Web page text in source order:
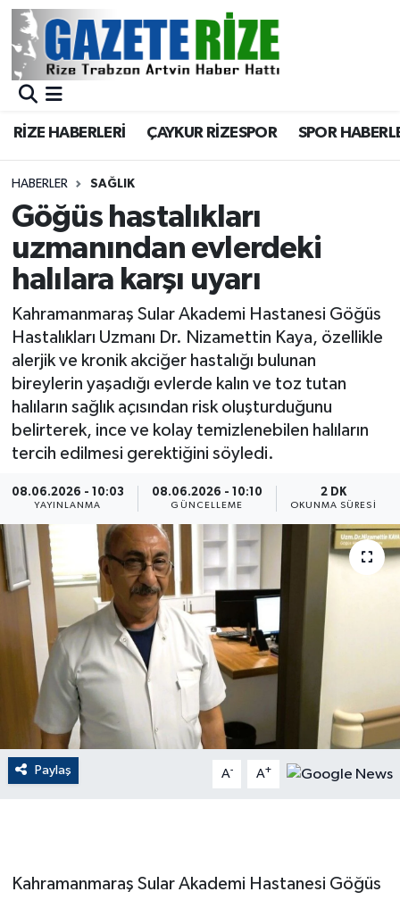
RİZE HABERLERİ ÇAYKUR RİZESPOR SPOR
HABERLER SAĞLIK
Göğüs hastalıkları
uzmanından evlerdeki
halılara karşı uyarı
Kahramanmaraş Sular Akademi Hastanesi Göğüs
Hastalıkları Uzmanı Dr. Nizamettin Kaya, özellikle
alerjik ve kronik akciğer hastalığı bulunan
bireylerin yaşadığı evlerde kalın ve toz tutan
halıların sağlık açısından risk oluşturduğunu
belirterek, ince ve kolay temizlenebilen halıların
tercih edilmesi gerektiğini söyledi.
08.06.2026 - 10:03
YAYINLANMA
08.06.2026 - 10:10
GÜNCELLEME
2 DK
OKUNMA SÜRESI
Paylaş A- A+
Kahramanmaraş Sular Akademi Hastanesi Göğüs
BÖLGEMİZ
Asayiş
Rize Jandarma Komutanlığı
Bilim Teknoloji
Advertising news
Canlı Maç
ÇEVRE
Dünya
EĞİTİM
EKONOMİ
English News
Finans
Flaş Haber
GÜNDEM
Merkez Nöbetçi Eczaneler
Merkez Trafik Yoğunluk Haritası
Süper Lig Puan Durumu ve Fikstür
Tüm Manşetler
Son Dakika Haberleri
Haber Arşivi